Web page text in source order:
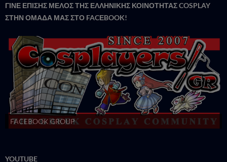
ΓΙΝΕ ΕΠΙΣΗΣ ΜΕΛΟΣ ΤΗΣ ΕΛΛΗΝΙΚΗΣ ΚΟΙΝΟΤΗΤΑΣ COSPLAY
ΣΤΗΝ ΟΜΑΔΑ ΜΑΣ ΣΤΟ FACΕBOOK!
FACEBOOK GROUP
YOUTUBE